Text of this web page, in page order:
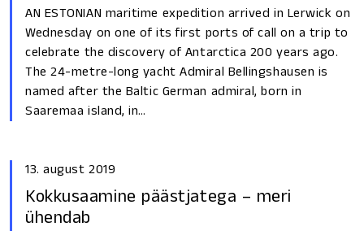
AN ESTONIAN maritime expedition arrived in Lerwick on
Wednesday on one of its first ports of call on a trip to
celebrate the discovery of Antarctica 200 years ago.
The 24-metre-long yacht Admiral Bellingshausen is
named after the Baltic German admiral, born in
Saaremaa island, in…
13. august 2019
Kokkusaamine päästjatega – meri
ühendab